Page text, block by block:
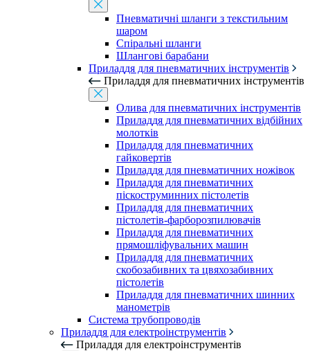
Пневматичні шланги з текстильним
шаром
Спіральні шланги
Шлангові барабани
Приладдя для пневматичних інструментів
Приладдя для пневматичних інструментів
Олива для пневматичних інструментів
Приладдя для пневматичних відбійних
молотків
Приладдя для пневматичних
гайковертів
Приладдя для пневматичних ножівок
Приладдя для пневматичних
піскоструминних пістолетів
Приладдя для пневматичних
пістолетів-фарборозпилювачів
Приладдя для пневматичних
прямошліфувальних машин
Приладдя для пневматичних
скобозабивних та цвяхозабивних
пістолетів
Приладдя для пневматичних шинних
манометрів
Система трубопроводів
Приладдя для електроінструментів
Приладдя для електроінструментів